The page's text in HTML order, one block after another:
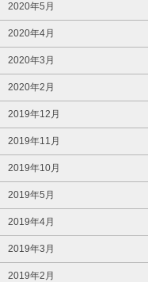
2020年5月
2020年4月
2020年3月
2020年2月
2019年12月
2019年11月
2019年10月
2019年5月
2019年4月
2019年3月
2019年2月